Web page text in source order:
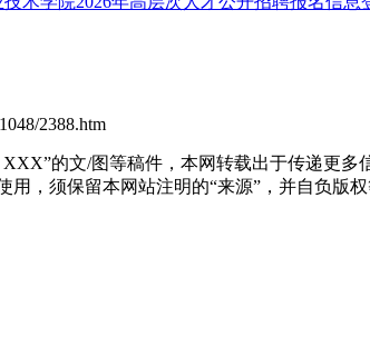
2388.htm
的文/图等稿件，本网转载出于传递更
用，须保留本网站注明的“来源”，并自负版